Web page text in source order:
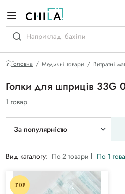
Головна Медичні товари Витратні
Голки для шприців 33G
1 товар
За популярністю
Вид каталогу: По 2 товари По 1
TOP
гамі